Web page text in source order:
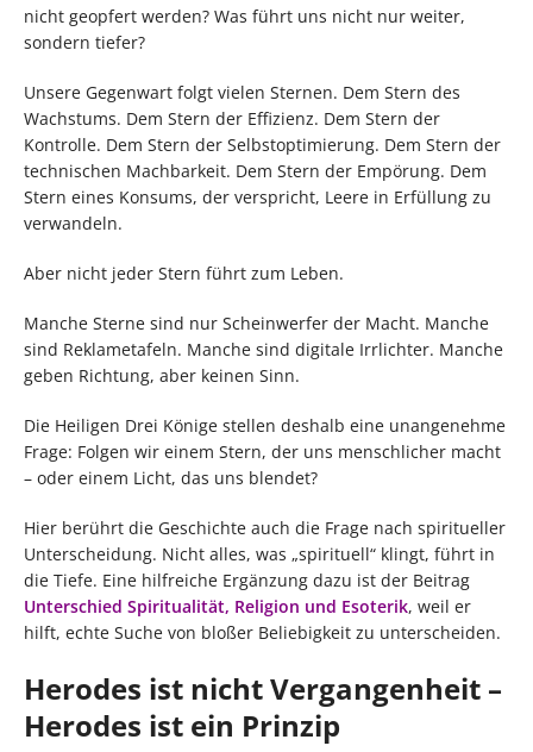
nicht geopfert werden? Was führt uns nicht nur weiter,
sondern tiefer?
Unsere Gegenwart folgt vielen Sternen. Dem Stern des
Wachstums. Dem Stern der Effizienz. Dem Stern der
Kontrolle. Dem Stern der Selbstoptimierung. Dem Stern der
technischen Machbarkeit. Dem Stern der Empörung. Dem
Stern eines Konsums, der verspricht, Leere in Erfüllung zu
verwandeln.
Aber nicht jeder Stern führt zum Leben.
Manche Sterne sind nur Scheinwerfer der Macht. Manche
sind Reklametafeln. Manche sind digitale Irrlichter. Manche
geben Richtung, aber keinen Sinn.
Die Heiligen Drei Könige stellen deshalb eine unangenehme
Frage: Folgen wir einem Stern, der uns menschlicher macht
– oder einem Licht, das uns blendet?
Hier berührt die Geschichte auch die Frage nach spiritueller
Unterscheidung. Nicht alles, was „spirituell“ klingt, führt in
die Tiefe. Eine hilfreiche Ergänzung dazu ist der Beitrag
Unterschied Spiritualität, Religion und Esoterik, weil er
hilft, echte Suche von bloßer Beliebigkeit zu unterscheiden.
Herodes ist nicht Vergangenheit –
Herodes ist ein Prinzip